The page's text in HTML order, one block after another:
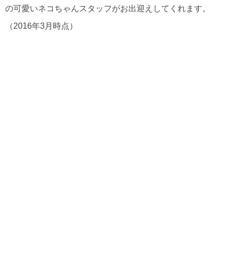
の可愛いネコちゃんスタッフがお出迎えしてくれます。
（2016年3月時点）